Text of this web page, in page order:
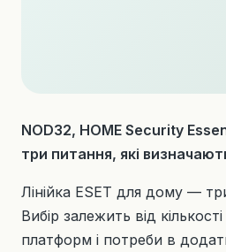
NOD32, HOME Security
три питання, які
Лінійка ESET для дому —
Вибір залежить від
платформ і потреби в